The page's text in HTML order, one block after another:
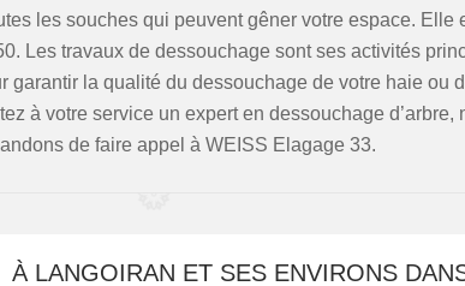
les souches qui peuvent gêner votre espace. Elle
Les travaux de dessouchage sont ses activités
garantir la qualité du dessouchage de votre haie ou
à votre service un expert en dessouchage d’arbre,
de faire appel à WEISS Elagage 33.
À LANGOIRAN ET SES ENVIRONS